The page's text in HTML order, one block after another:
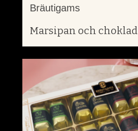
Bräutigams
Marsipan och choklad